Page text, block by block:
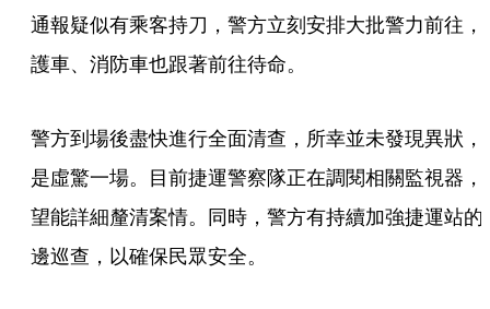
通報疑似有乘客持刀，警方立刻安排大批警力前往，
護車、消防車也跟著前往待命。
警方到場後盡快進行全面清查，所幸並未發現異狀，
是虛驚一場。目前捷運警察隊正在調閱相關監視器，
望能詳細釐清案情。同時，警方有持續加強捷運站的
邊巡查，以確保民眾安全。